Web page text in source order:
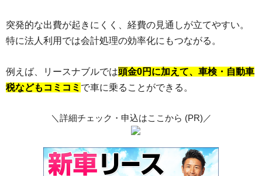
突発的な出費が起きにくく、経費の見通しが立てやすい。
特に法人利用では会計処理の効率化にもつながる。
例えば、リースナブルでは頭金0円に加えて、車検・自動車
税などもコミコミ で車に乗ることができる。
＼詳細チェック・申込はここから (PR)／